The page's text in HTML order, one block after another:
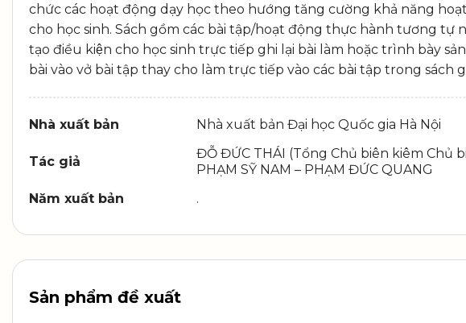
chức các hoạt động dạy học theo hướng tăng cường khả năng
cho học sinh. Sách gồm các bài tập/hoạt động thực hành tương
tạo điều kiện cho học sinh trực tiếp ghi lại bài làm hoặc trình bày
bài vào vở bài tập thay cho làm trực tiếp vào các bài tập trong
Nhà xuất bản Nhà xuất bản Đại học Quốc gia Hà Nội
Tác giả
ĐỖ ĐỨC THÁI (Tổng Chủ biên kiêm Chủ
PHẠM SỸ NAM – PHẠM ĐỨC QUANG
Năm xuất bản
.
Sản phẩm đề xuất